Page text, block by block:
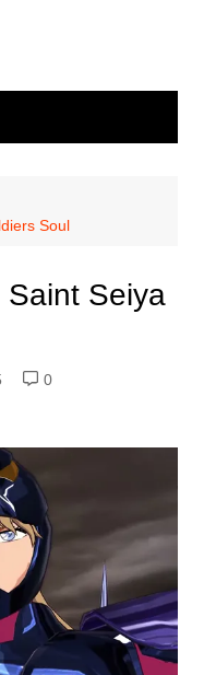
Soul
Saint Seiya
0